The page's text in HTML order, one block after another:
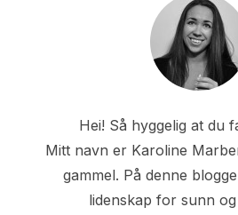
Hei! Så hyggelig at du
Mitt navn er Karoline
gammel. På denne
lidenskap for sunn